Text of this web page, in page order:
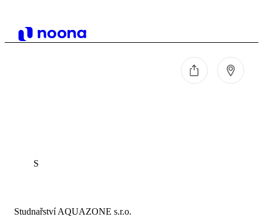
S
Studnařství AQUAZONE s.r.o.